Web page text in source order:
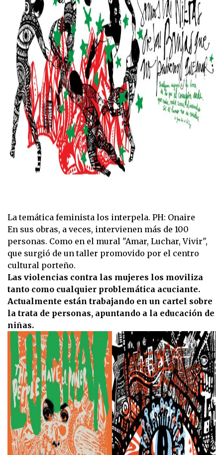
La temática feminista los interpela. PH: Onaire
En sus obras, a veces, intervienen más de 100
personas. Como en el mural "Amar, Luchar, Vivir",
que surgió de un taller promovido por el centro
cultural porteño.
Las violencias contra las mujeres los moviliza
tanto como cualquier problemática acuciante.
Actualmente están trabajando en un cartel sobre
la trata de personas, apuntando a la educación de
niñas.